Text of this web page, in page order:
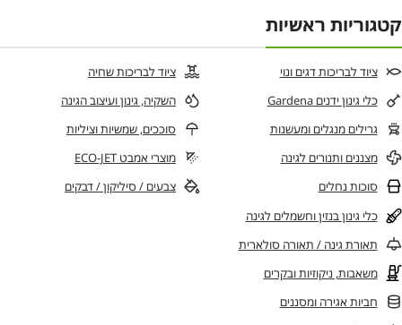
קטגוריות ראשיות
ציוד לבריכות דגים ונוי
כלי גינון ידנים Gardena
גרילים מנגלים ומעשנות
מצננים ותנורים לגינה
סוכות נחלים
ציוד לבריכות שחיה
השקיה, גינון ועיצוב הגינה
סוככים, שמשיות וציליות
מוצרי אמבט ECO-JET
צבעים / סיליקון / דבקים
כלי גינון בנזין וחשמלים לגינה
תאורת גינה / תאורה סולארית
משאבות, ניקוזיות ובקרים
חביות אגירה ומסננים